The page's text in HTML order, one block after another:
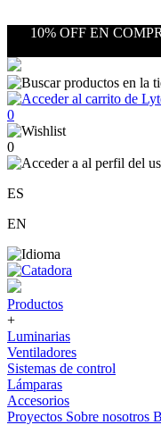
10% OFF EN
0
0
ES
EN
Productos
+
Luminarias
Ventiladores
Sistemas de control
Lámparas
Accesorios
Proyectos Sobre nosotros